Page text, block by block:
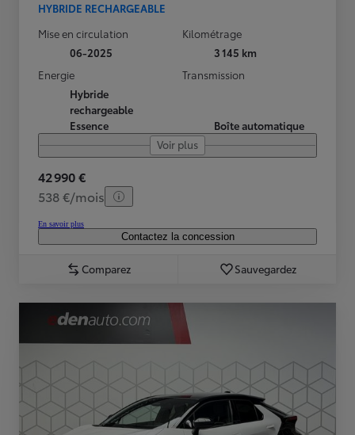
HYBRIDE RECHARGEABLE
Mise en circulation
06-2025
Kilométrage
3 145 km
Energie
Hybride
rechargeable
Essence
Transmission
Boîte automatique
Voir plus
42 990 €
538 €/mois
En savoir plus
Contactez la concession
Comparez Sauvegardez